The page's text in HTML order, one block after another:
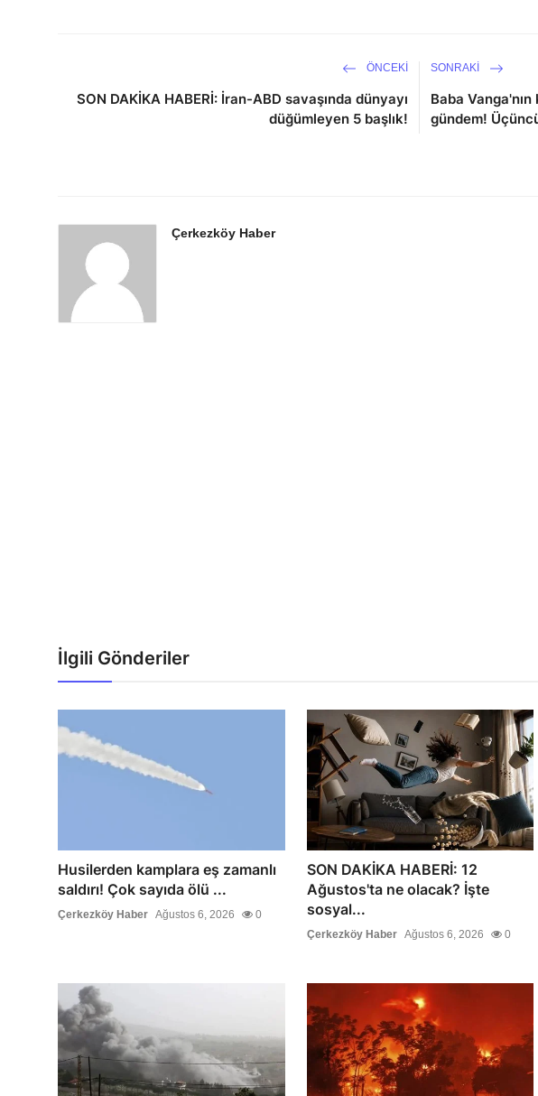
ÖNCEKI
SON DAKİKA HABERİ: İran-ABD savaşında dünyayı
düğümleyen 5 başlık!
SONRAKI
Baba
gündem!
Çerkezköy Haber
İlgili Gönderiler
Husilerden kamplara eş zamanlı
saldırı! Çok sayıda ölü ...
Çerkezköy Haber Ağustos 6, 2026 0
SON DAKİKA HABERİ: 12
Ağustos'ta ne olacak? İşte
sosyal...
Çerkezköy Haber Ağustos 6, 2026 0